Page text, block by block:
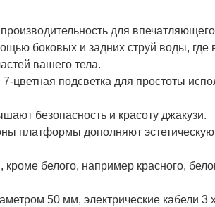
для
боковых и задних струй воды, где
вашего тела.
цветная подсветка для простоты
безопасность и красоту джакузи.
дополняют эстетическую
белого, например красного,
50 мм, электрические кабели 3